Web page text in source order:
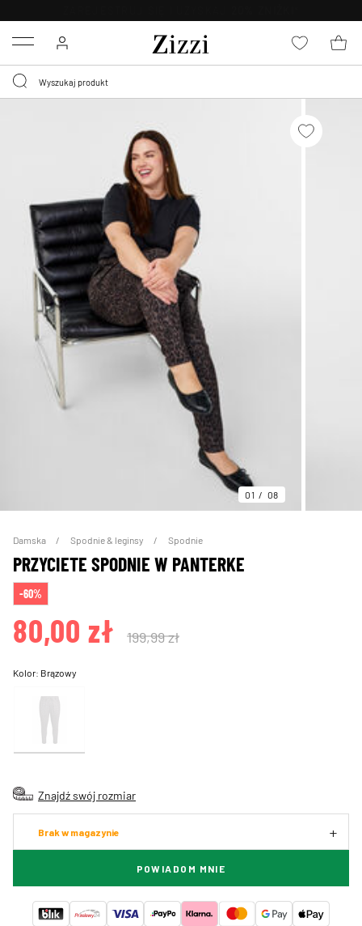
Menu
01 08
Damska Spodnie & leginsy Spodnie
PRZYCIETE SPODNIE W PANTERKE
-60%
80,00 zł 199,99 zł
Kolor: Brązowy
Znajdź swój rozmiar
Brak w magazynie
POWIADOM MNIE